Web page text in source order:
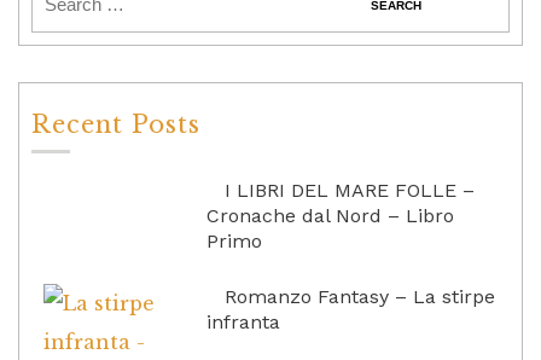
Recent Posts
I LIBRI DEL MARE FOLLE –
Cronache dal Nord – Libro
Primo
Romanzo Fantasy – La stirpe
infranta